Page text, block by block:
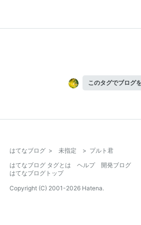
このタグでブログ
はてなブログ > 未指定 > プルト君
はてなブログ タグとは
ヘルプ
開発ブログ
はてなブログトップ
Copyright (C) 2001-2026 Hatena.